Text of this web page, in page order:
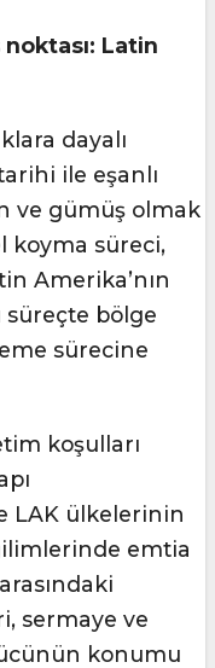
noktası: Latin
dayalı
ile eşanlı
ve gümüş olmak
koyma süreci,
Amerika’nın
bölge
sürecine
koşulları
LAK ülkelerinin
emtia
sermaye ve
konumu